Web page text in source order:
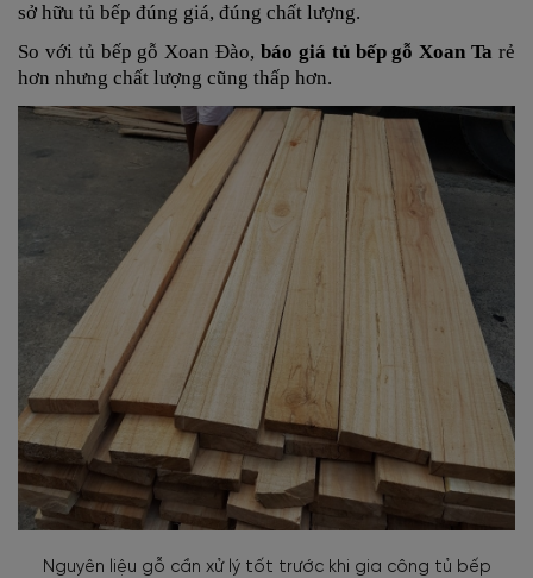
sở hữu tủ bếp đúng giá, đúng chất lượng.
So với tủ bếp gỗ Xoan Đào, báo giá tủ bếp gỗ Xoan Ta rẻ
hơn nhưng chất lượng cũng thấp hơn.
Nguyên liệu gỗ cần xử lý tốt trước khi gia công tủ bếp